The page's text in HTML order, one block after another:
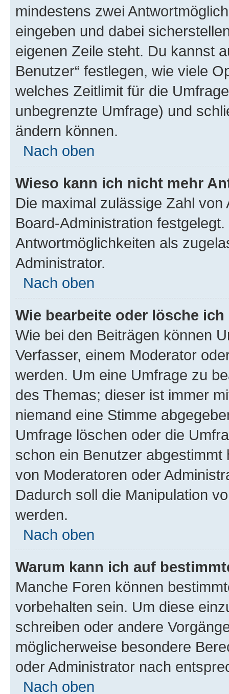
mindestens zwei
eingeben und dabei
eigenen Zeile steht. Du kannst
Benutzer“ festlegen, wie viele
welches Zeitlimit für die
unbegrenzte Umfrage) und
ändern können.
Nach oben
Wieso kann ich nicht mehr
Die maximal zulässige Zahl
Board-Administration
Antwortmöglichkeiten als
Administrator.
Nach oben
Wie bearbeite oder lösche
Wie bei den Beiträgen können
Verfasser, einem Moderator
werden. Um eine Umfrage zu
des Themas; dieser ist immer
niemand eine Stimme
Umfrage löschen oder die
schon ein Benutzer
von Moderatoren oder
Dadurch soll die Manipulation
werden.
Nach oben
Warum kann ich auf
Manche Foren können
vorbehalten sein. Um diese
schreiben oder andere
möglicherweise besondere
oder Administrator nach
Nach oben